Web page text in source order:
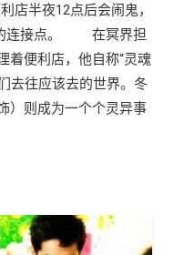
店半夜12点后会闹鬼，
的连接点。 在冥界担
着便利店，他自称“灵魂
去往应该去的世界。冬
）则成为一个个灵异事